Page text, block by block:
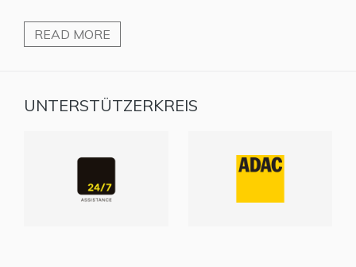
READ MORE
UNTERSTÜTZERKREIS